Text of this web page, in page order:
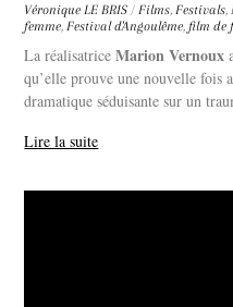
Véronique LE BRIS / Films, Festivals,
femme, Festival d'Angoulême, film de
La réalisatriceMarion Vernoux
qu’elle prouve une nouvelle fois
dramatique séduisante sur un
Lire la suite